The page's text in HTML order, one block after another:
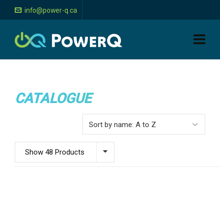
info@power-q.ca
CATALOGUE
Show 48 Products